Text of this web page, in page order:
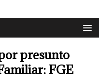
presunto
FGE